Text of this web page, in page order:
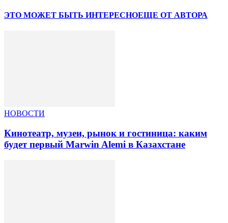
ЭТО МОЖЕТ БЫТЬ ИНТЕРЕСНОЕЩЕ ОТ АВТОРА
НОВОСТИ
Кинотеатр, музеи, рынок и гостиница: каким
будет первый Marwin Alemi в Казахстане